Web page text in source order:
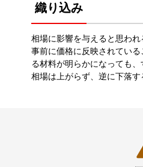
織り込み
相場に影響を与えると思わ
事前に価格に反映されてい
る材料が明らかになっても
相場は上がらず、逆に下落す